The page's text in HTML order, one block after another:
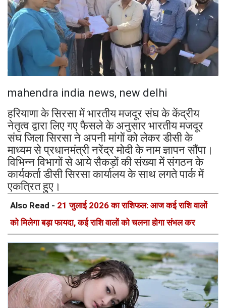
mahendra india news, new delhi
हरियाणा के सिरसा में भारतीय मजदूर संघ के केंद्रीय
नेतृत्व द्वारा लिए गए फैसले के अनुसार भारतीय मजदूर
संघ जिला सिरसा ने अपनी मांगों को लेकर डीसी के
माध्यम से प्रधानमंत्री नरेंद्र मोदी के नाम ज्ञापन सौंपा।
विभिन्न विभागों से आये सैकड़ों की संख्या में संगठन के
कार्यकर्ता डीसी सिरसा कार्यालय के साथ लगते पार्क में
एकत्रित हुए।
Also Read - 21 जुलाई 2026 का राशिफल: आज कई राशि वालों
को मिलेगा बड़ा फायदा, कई राशि वालों को चलना होगा संभल कर